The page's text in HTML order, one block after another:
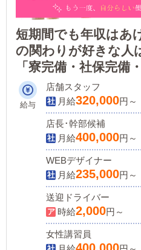
短期間でも年収はあ
の関わりが好きな人
「寮完備・社保完備
当多数・賞与/昇給(
企業と変わらない待
給与
店舗スタッフ
月給320,000円～
店長･幹部候補
月給400,000円～
WEBデザイナー
月給235,000円～
送迎ドライバー
時給2,000円～
女性講習員